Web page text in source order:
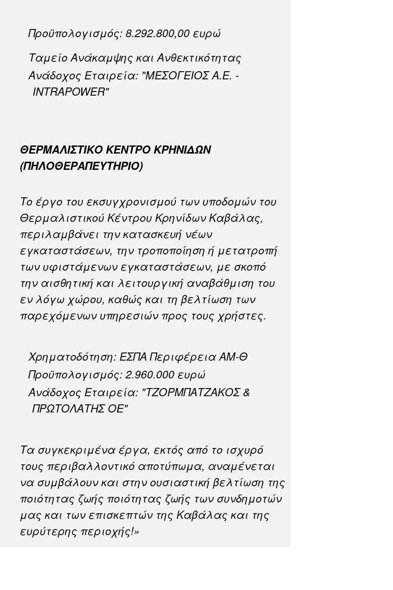
Προϋπολογισμός: 8.292.800,00 ευρώ
Ταμείο Ανάκαμψης και Ανθεκτικότητας
Ανάδοχος Εταιρεία: "ΜΕΣΟΓΕΙΟΣ Α.Ε. -
INTRAPOWER"
ΘΕΡΜΑΛΙΣΤΙΚΟ ΚΕΝΤΡΟ ΚΡΗΝΙΔΩΝ
(ΠΗΛΟΘΕΡΑΠΕΥΤΗΡΙΟ)
Το έργο του εκσυγχρονισμού των υποδομών του
Θερμαλιστικού Κέντρου Κρηνίδων Καβάλας,
περιλαμβάνει την κατασκευή νέων
εγκαταστάσεων, την τροποποίηση ή μετατροπή
των υφιστάμενων εγκαταστάσεων, με σκοπό
την αισθητική και λειτουργική αναβάθμιση του
εν λόγω χώρου, καθώς και τη βελτίωση των
παρεχόμενων υπηρεσιών προς τους χρήστες.
Χρηματοδότηση: ΕΣΠΑ Περιφέρεια ΑΜ-Θ
Προϋπολογισμός: 2.960.000 ευρώ
Ανάδοχος Εταιρεία: "ΤΖΟΡΜΠΑΤΖΑΚΟΣ &
ΠΡΩΤΟΛΑΤΗΣ ΟΕ"
Τα συγκεκριμένα έργα, εκτός από το ισχυρό
τους περιβαλλοντικό αποτύπωμα, αναμένεται
να συμβάλουν και στην ουσιαστική βελτίωση της
ποιότητας ζωής ποιότητας ζωής των συνδημοτών
μας και των επισκεπτών της Καβάλας και της
ευρύτερης περιοχής!»